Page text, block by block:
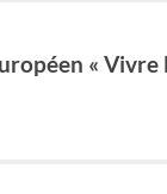
« Vivre